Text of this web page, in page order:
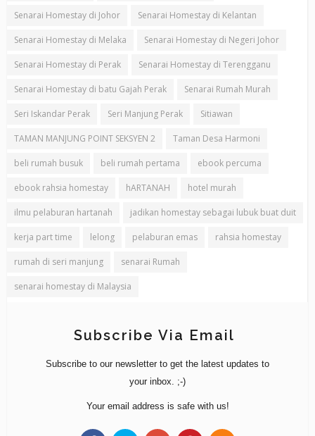
Senarai Homestay di Johor Senarai Homestay di Kelantan
Senarai Homestay di Melaka Senarai Homestay di Negeri Johor
Senarai Homestay di Perak Senarai Homestay di Terengganu
Senarai Homestay di batu Gajah Perak Senarai Rumah Murah
Seri Iskandar Perak Seri Manjung Perak Sitiawan
TAMAN MANJUNG POINT SEKSYEN 2 Taman Desa Harmoni
beli rumah busuk beli rumah pertama ebook percuma
ebook rahsia homestay hARTANAH hotel murah
ilmu pelaburan hartanah jadikan homestay sebagai lubuk buat duit
kerja part time lelong pelaburan emas rahsia homestay
rumah di seri manjung senarai Rumah
senarai homestay di Malaysia
Subscribe Via Email
Subscribe to our newsletter to get the latest updates to
your inbox. ;-)
Your email address is safe with us!